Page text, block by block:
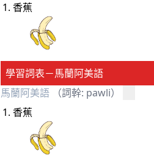
香蕉
學習詞表－馬蘭阿美語
馬蘭阿美語
（詞幹: pawli）
香蕉